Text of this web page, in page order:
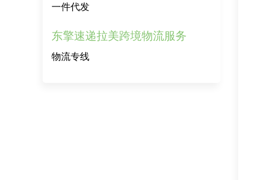
一件代发
东擎速递拉美跨境物流服务
物流专线